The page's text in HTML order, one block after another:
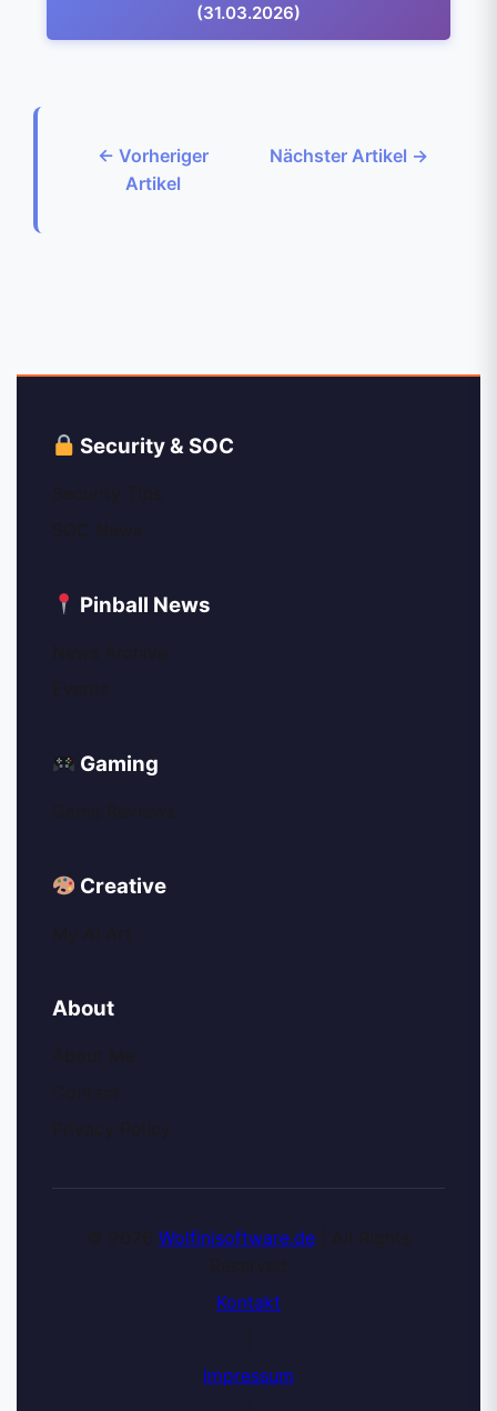
(31.03.2026)
← Vorheriger
Artikel
Nächster Artikel →
Security & SOC
Pinball News
Gaming
Creative
About
Wolfinisoftware.de
Kontakt
Impressum